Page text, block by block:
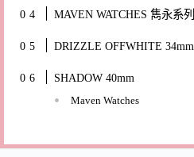
MAVEN WATCHES 雋永系列
DRIZZLE OFFWHITE 34mm
SHADOW 40mm
Maven Watches